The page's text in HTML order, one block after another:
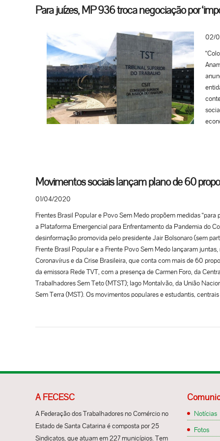
de
os
é
já
e
em
Para juízes, MP 936 troca negociação por
02/
suas
do
que
Movimentos sociais lançam plano de 60
01/04/2020
Frentes Brasil Popular e Povo Sem Medo propõem medidas
a Plataforma Emergencial para Enfrentamento da Pandemia do
desinformação promovida pelo presidente Jair Bolsonaro (sem
Frente Brasil Popular e a Frente Povo Sem Medo lançaram
Coronavírus e da Crise Brasileira, que conta com mais de 60
da emissora Rede TVT, com a presença de Carmen Foro, da
Trabalhadores Sem Teto (MTST); Iago Montalvão, da União
Sem Terra (MST). Os movimentos populares e estudantis,
sanitária, uma vez que o próprio presidente atua contra as
organizações, fortalecer “as vozes de milhões de brasileiros e
individualismo de nada valem para enfrentar essa crise. Todas as
crise econômica e política do país é anterior à epidemia e aponta
que, mesmo antes do coronavírus, já vinham impondo as piores
estagnação econômica, desmonte de serviços públicos,
A FECESC
A Federação dos Trabalhadores no Comércio no
Estado de Santa Catarina é composta por 25
Sindicatos, que atuam em 227 municípios. Tem
Notícias
Fotos